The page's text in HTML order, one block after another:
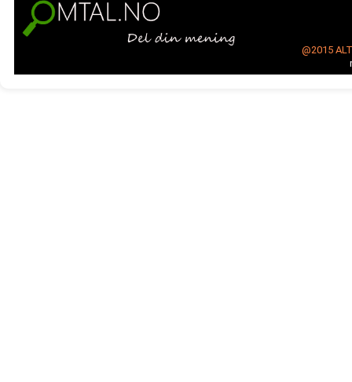
@2015